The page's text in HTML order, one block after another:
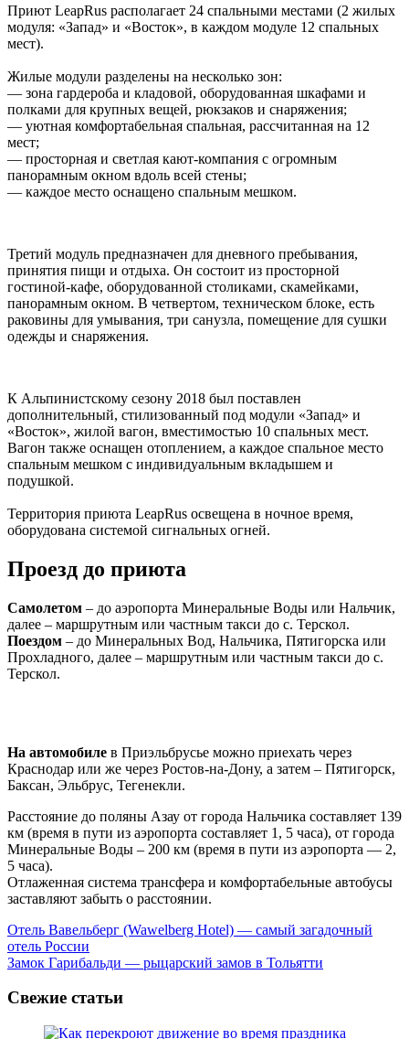
Приют LeapRus располагает 24 спальными местами (2 жилых
модуля: «Запад» и «Восток», в каждом модуле 12 спальных
мест).
Жилые модули разделены на несколько зон:
— зона гардероба и кладовой, оборудованная шкафами и
полками для крупных вещей, рюкзаков и снаряжения;
— уютная комфортабельная спальная, рассчитанная на 12
мест;
— просторная и светлая кают-компания с огромным
панорамным окном вдоль всей стены;
— каждое место оснащено спальным мешком.
Третий модуль предназначен для дневного пребывания,
принятия пищи и отдыха. Он состоит из просторной
гостиной-кафе, оборудованной столиками, скамейками,
панорамным окном. В четвертом, техническом блоке, есть
раковины для умывания, три санузла, помещение для сушки
одежды и снаряжения.
К Альпинистскому сезону 2018 был поставлен
дополнительный, стилизованный под модули «Запад» и
«Восток», жилой вагон, вместимостью 10 спальных мест.
Вагон также оснащен отоплением, а каждое спальное место
спальным мешком с индивидуальным вкладышем и
подушкой.
Территория приюта LeapRus освещена в ночное время,
оборудована системой сигнальных огней.
Проезд до приюта
Самолетом – до аэропорта Минеральные Воды или Нальчик,
далее – маршрутным или частным такси до с. Терскол.
Поездом – до Минеральных Вод, Нальчика, Пятигорска или
Прохладного, далее – маршрутным или частным такси до с.
Терскол.
На автомобиле в Приэльбрусье можно приехать через
Краснодар или же через Ростов-на-Дону, а затем – Пятигорск,
Баксан, Эльбрус, Тегенекли.
Расстояние до поляны Азау от города Нальчика составляет 139
км (время в пути из аэропорта составляет 1, 5 часа), от города
Минеральные Воды – 200 км (время в пути из аэропорта — 2,
5 часа).
Отлаженная система трансфера и комфортабельные автобусы
заставляют забыть о расстоянии.
Навигация
по
Отель Вавельберг (Wawelberg Hotel) — самый загадочный
отель России
Замок Гарибальди — рыцарский замов в Тольятти
Свежие статьи